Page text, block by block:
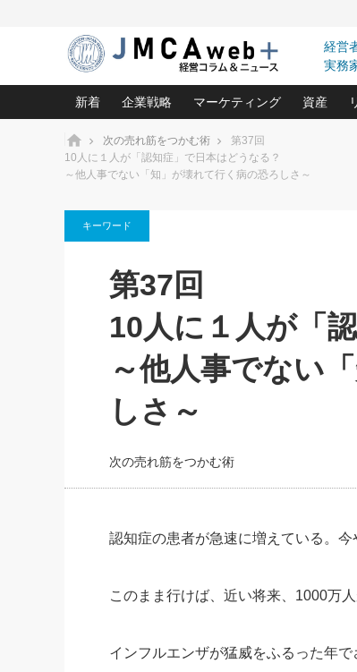
経営
実務
新着
相談15：銀行がやたらと固定金
利を勧めてきます！やはり固定
がよいのでしょうか！
企業戦略
中小企業の「１位づくり」戦略(96)
(3)
武器としてのM&A入門(3)
社長のための“儲かる通販”戦略視点(151)
継続経営 百話百行(85)
野田久美子 香港ビジネス成功法(10)
マーケティング
ネット戦略成功の秘訣 圧
は(5)
最高の自分を表現する 成
酒井光雄 成功事例に学ぶ
資産
会社と
深読み
ホーム 次の売れ筋をつかむ術
第37回
10人に１人が「認知症」で日本はどうなる？
～他人事でない「知」が壊れて行く病の恐ろしさ～
キーワード
第37回
10人に１人が「
～他人事でない
しさ～
次の売れ筋をつかむ術
認知症の患者が急速に増えている。今
このまま行けば、近い将来、1000万
インフルエンザが猛威をふるった年